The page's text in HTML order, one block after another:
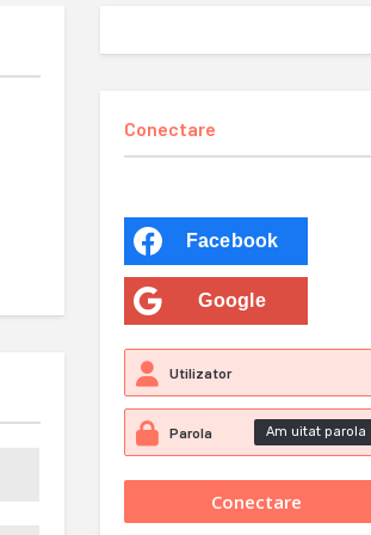
Conectare
Facebook
Google
Am uitat parola